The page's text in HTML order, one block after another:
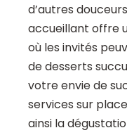
d’autres
accueillant offre
où les invités
de desserts
votre envie de
services sur
ainsi la